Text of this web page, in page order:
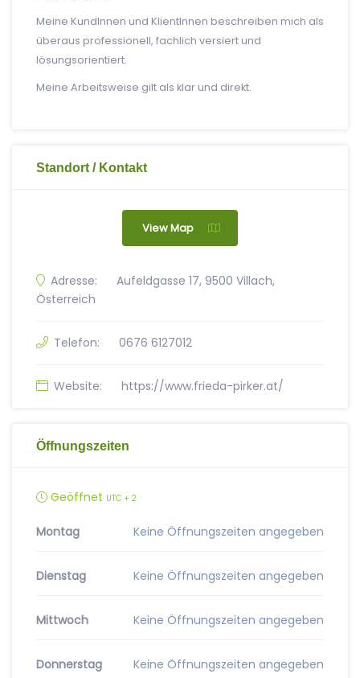
Meine KundInnen und KlientInnen beschreiben mich als
überaus professionell, fachlich versiert und
lösungsorientiert.
Meine Arbeitsweise gilt als klar und direkt.
Standort / Kontakt
View Map
Adresse:
Aufeldgasse 17, 9500 Villach,
Österreich
Telefon: 0676 6127012
Website: https://www.frieda-pirker.at/
Öffnungszeiten
Geöffnet UTC + 2
Montag Keine Öffnungszeiten angegeben
Dienstag Keine Öffnungszeiten angegeben
Mittwoch Keine Öffnungszeiten angegeben
Donnerstag Keine Öffnungszeiten angegeben